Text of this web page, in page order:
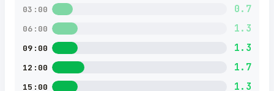
03:00 0.7
06:00 1.3
09:00 1.3
12:00 1.7
15:00 1.3